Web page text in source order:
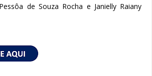
de Souza Rocha e Janielly Raiany